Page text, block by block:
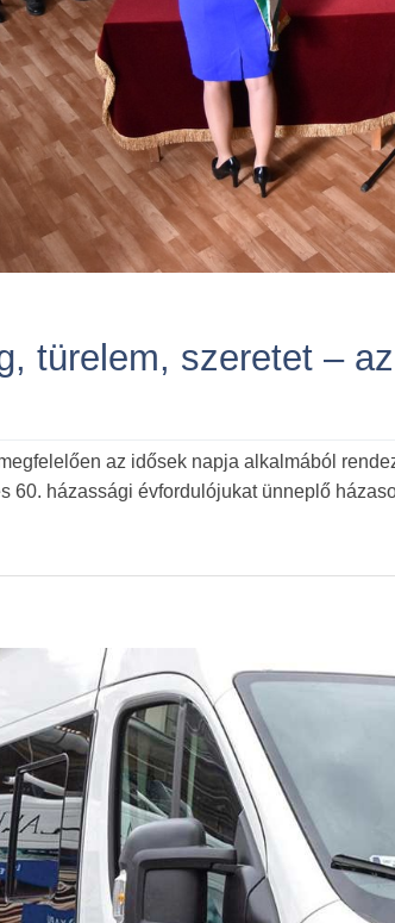
türelem, szeretet –
az idősek napja alkalmából
60. házassági évfordulójukat ünneplő